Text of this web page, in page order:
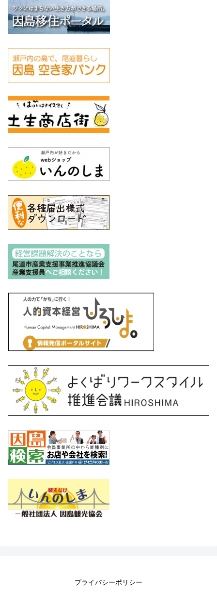
プライバシーポリシー